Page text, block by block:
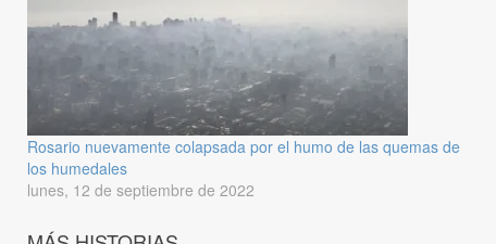
Rosario nuevamente colapsada por el humo de las quemas de
los humedales
lunes, 12 de septiembre de 2022